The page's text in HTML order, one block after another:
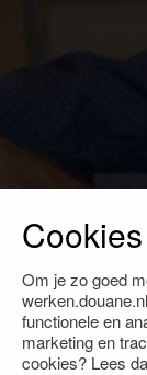
Cookies
Om je zo goed
functionele en
marketing en
cookies? Lees